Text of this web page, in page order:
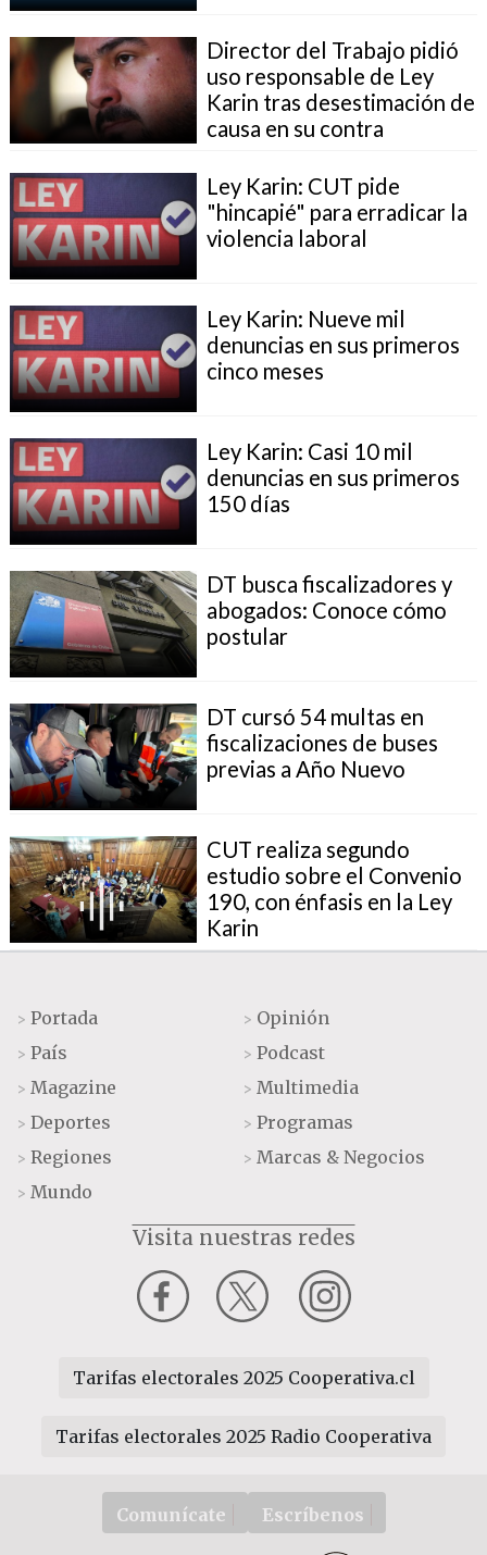
Director del Trabajo pidió
uso responsable de Ley
Karin tras desestimación de
causa en su contra
Ley Karin: CUT pide
"hincapié" para erradicar la
violencia laboral
Ley Karin: Nueve mil
denuncias en sus primeros
cinco meses
Ley Karin: Casi 10 mil
denuncias en sus primeros
150 días
DT busca fiscalizadores y
abogados: Conoce cómo
postular
DT cursó 54 multas en
fiscalizaciones de buses
previas a Año Nuevo
CUT realiza segundo
estudio sobre el Convenio
190, con énfasis en la Ley
Karin
> Portada
> País
> Magazine
> Deportes
> Regiones
> Mundo
> Opinión
> Podcast
> Multimedia
> Programas
> Marcas & Negocios
Visita nuestras redes
Tarifas electorales 2025 Cooperativa.cl
Tarifas electorales 2025 Radio Cooperativa
Comunícate Escríbenos